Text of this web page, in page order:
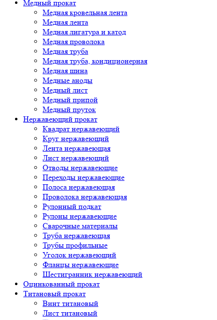
Медный прокат
Медная кровельная лента
Медная лента
Медная лигатура и катод
Медная проволока
Медная труба
Медная труба, кондиционерная
Медная шина
Медные аноды
Медный лист
Медный припой
Медный пруток
Нержавеющий прокат
Квадрат нержавеющий
Круг нержавеющий
Лента нержавеющая
Лист нержавеющий
Отводы нержавеющие
Переходы нержавеющие
Полоса нержавеющая
Проволока нержавеющая
Рулонный подкат
Рулоны нержавеющие
Сварочные материалы
Труба нержавеющая
Трубы профильные
Уголок нержавеющий
Фланцы нержавеющие
Шестигранник нержавеющий
Оцинкованный прокат
Титановый прокат
Винт титановый
Лист титановый